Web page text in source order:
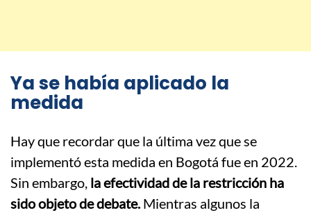
Ya se había aplicado la
medida
Hay que recordar que la última vez que se
implementó esta medida en Bogotá fue en 2022.
Sin embargo, la efectividad de la restricción ha
sido objeto de debate.Mientras algunos la